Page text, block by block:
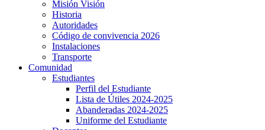
Misión Visión
Historia
Autoridades
Código de convivencia 2026
Instalaciones
Transporte
Comunidad
Estudiantes
Perfil del Estudiante
Lista de Útiles 2024-2025
Abanderadas 2024-2025
Uniforme del Estudiante